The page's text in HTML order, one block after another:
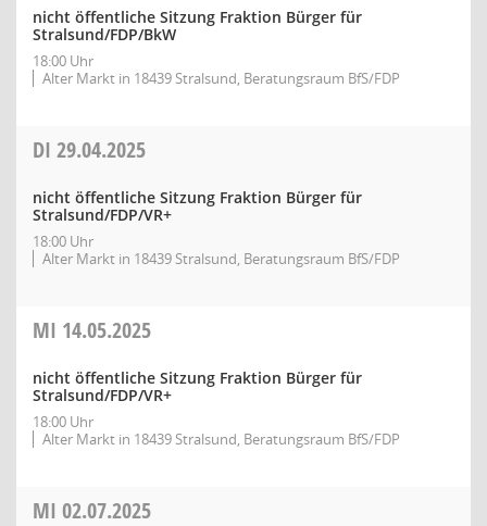
nicht öffentliche Sitzung Fraktion Bürger für
Stralsund/FDP/BkW
18:00 Uhr
Alter Markt in 18439 Stralsund, Beratungsraum BfS/FDP
DI 29.04.2025
nicht öffentliche Sitzung Fraktion Bürger für
Stralsund/FDP/VR+
18:00 Uhr
Alter Markt in 18439 Stralsund, Beratungsraum BfS/FDP
MI 14.05.2025
nicht öffentliche Sitzung Fraktion Bürger für
Stralsund/FDP/VR+
18:00 Uhr
Alter Markt in 18439 Stralsund, Beratungsraum BfS/FDP
MI 02.07.2025